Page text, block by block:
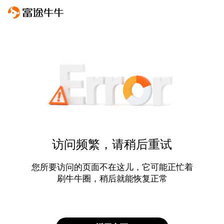
访问频繁，请稍后重试
您所要访问的页面不在这儿，它可能正忙着
刷牛牛圈，稍后就能恢复正常